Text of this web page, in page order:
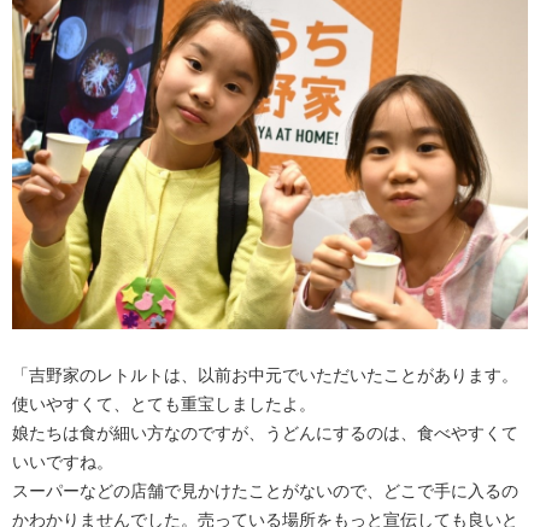
「吉野家のレトルトは、以前お中元でいただいたことがあります。
使いやすくて、とても重宝しましたよ。
娘たちは食が細い方なのですが、うどんにするのは、食べやすくて
いいですね。
スーパーなどの店舗で見かけたことがないので、どこで手に入るの
かわかりませんでした。売っている場所をもっと宣伝しても良いと